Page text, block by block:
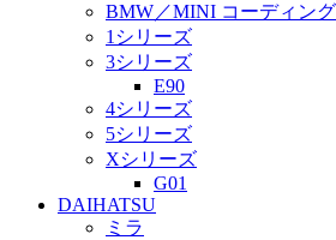
BMW／MINI コーディン
1シリーズ
3シリーズ
E90
4シリーズ
5シリーズ
Xシリーズ
G01
DAIHATSU
ミラ